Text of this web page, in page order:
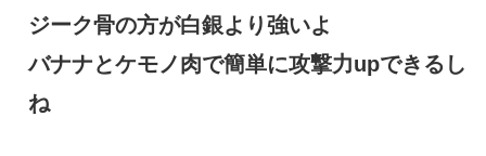
ジーク骨の方が白銀より強いよ
バナナとケモノ肉で簡単に攻撃力upできるし
ね